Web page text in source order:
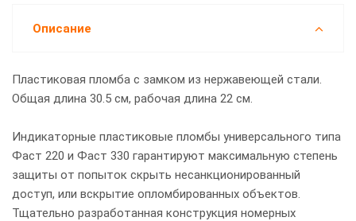
Описание
Пластиковая пломба с замком из нержавеющей стали.
Общая длина 30.5 см, рабочая длина 22 см.
Индикаторные пластиковые пломбы универсального типа
Фаст 220 и Фаст 330 гарантируют максимальную степень
защиты от попыток скрыть несанкционированный
доступ, или вскрытие опломбированных объектов.
Тщательно разработанная конструкция номерных